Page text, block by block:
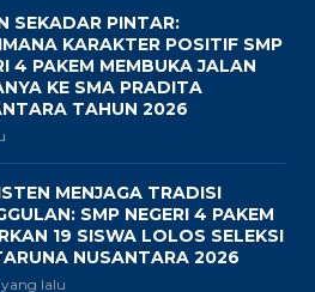
SEKADAR PINTAR:
KARAKTER POSITIF SMP
4 PAKEM MEMBUKA JALAN
KE SMA PRADITA
TAHUN 2026
MENJAGA TRADISI
SMP NEGERI 4 PAKEM
19 SISWA LOLOS SELEKSI
NUSANTARA 2026
lalu